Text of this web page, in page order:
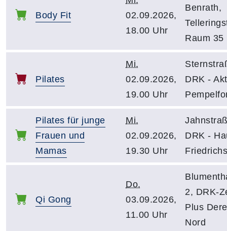
Body Fit
02.09.2026,
18.00 Uhr
Benrath,
Raum 35
Pilates
Mi.
02.09.2026,
19.00 Uhr
DRK -
Pilates für junge
Frauen und
Mamas
Mi.
02.09.2026,
19.30 Uhr
DRK -
Qi Gong
Do.
03.09.2026,
11.00 Uhr
2, DRK-
Plus
Nord